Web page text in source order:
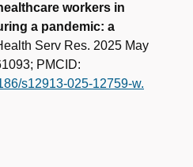
workers in
a pandemic: a
Serv Res. 2025 May
PMCID:
s12913-025-12759-w.